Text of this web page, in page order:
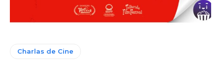
Charlas de Cine